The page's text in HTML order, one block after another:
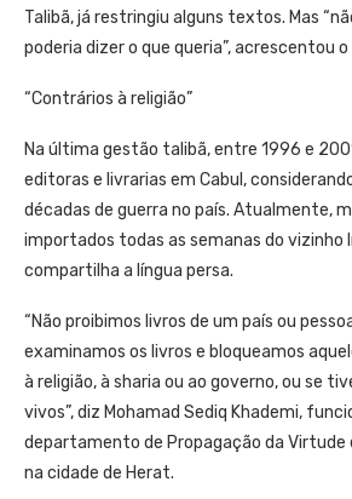
Talibã, já restringiu alguns textos. Mas
poderia dizer o que queria”, acrescentou
“Contrários à religião”
Na última gestão talibã, entre 1996 e
editoras e livrarias em Cabul,
décadas de guerra no país. Atualmente,
importados todas as semanas do vizinho
compartilha a língua persa.
“Não proibimos livros de um país ou
examinamos os livros e bloqueamos
à religião, à sharia ou ao governo, ou se
vivos”, diz Mohamad Sediq Khademi,
departamento de Propagação da Virtude
na cidade de Herat.